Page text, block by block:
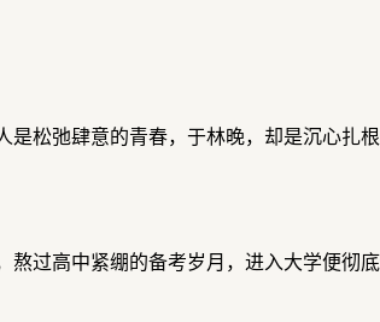
是松弛肆意的青春，于林晚，却是沉心扎
熬过高中紧绷的备考岁月，进入大学便彻底